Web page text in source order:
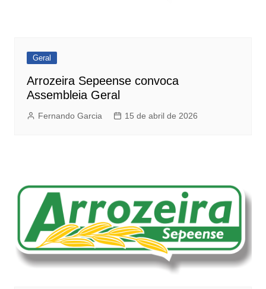
Geral
Arrozeira Sepeense convoca
Assembleia Geral
Fernando Garcia 15 de abril de 2026